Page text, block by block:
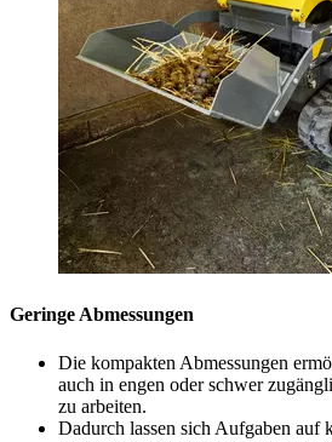
Geringe Abmessungen
Die kompakten Abmessungen
auch in engen oder schwer
zu arbeiten.
Dadurch lassen sich Aufgaben auf